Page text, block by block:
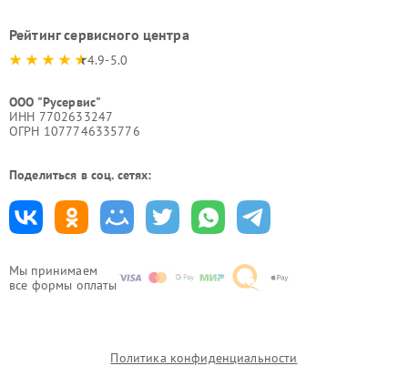
Мы принимаем
все формы оплаты
Рейтинг сервисного центра
4.9-5.0
ООО "Русервис"
ИНН 7702633247
ОГРН 1077746335776
Поделиться в соц. сетях:
Политика конфиденциальности